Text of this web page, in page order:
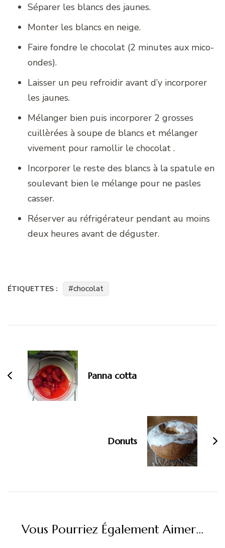
Séparer les blancs des jaunes.
Monter les blancs en neige.
Faire fondre le chocolat (2 minutes aux mico-
ondes).
Laisser un peu refroidir avant d’y incorporer
les jaunes.
Mélanger bien puis incorporer 2 grosses
cuillèrées à soupe de blancs et mélanger
vivement pour ramollir le chocolat .
Incorporer le reste des blancs à la spatule en
soulevant bien le mélange pour ne pasles
casser.
Réserver au réfrigérateur pendant au moins
deux heures avant de déguster.
ÉTIQUETTES : chocolat
d'article
Panna cotta
Donuts
Vous Pourriez Également Aimer...